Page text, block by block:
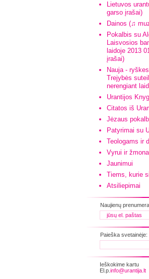
Lietuvos
garso įrašai)
Dainos (♫
Pokalbis su
Laisvosios
laidoje 2013
įrašai)
Nauja -
Trejybės
nerengiant
Urantijos
Citatos iš
Jėzaus
Patyrimai su
Teologams ir
Vyrui ir
Jaunimui
Tiems, kurie
Atsiliepimai
Naujienų
Paieška svetainėje:
Ieškokime kartu
El.p. info@urantija.lt